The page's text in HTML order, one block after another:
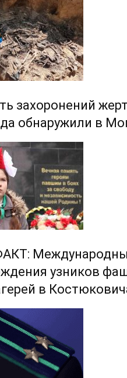
захоронений
обнаружили в
узников
в